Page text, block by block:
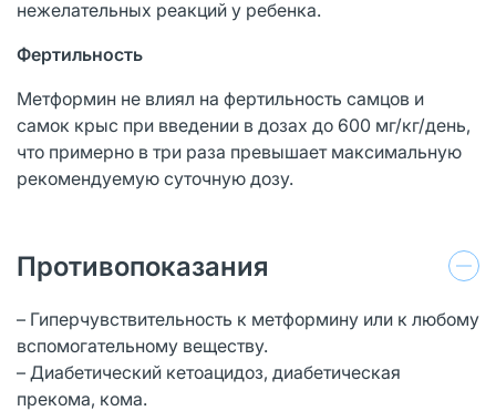
нежелательных реакций у ребенка.
Фертильность
Метформин не влиял на фертильность самцов и
самок крыс при введении в дозах до 600 мг/кг/день,
что примерно в три раза превышает максимальную
рекомендуемую суточную дозу.
Противопоказания
– Гиперчувствительность к метформину или к любому
вспомогательному веществу.
– Диабетический кетоацидоз, диабетическая
прекома, кома.